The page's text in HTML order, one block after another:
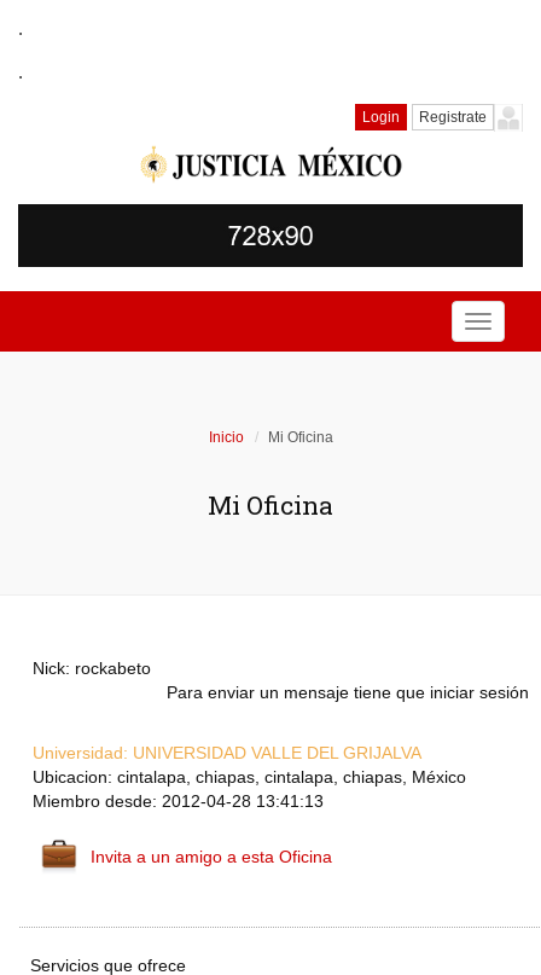
.
.
Login Registrate
Toggle
Inicio Mi Oficina
Mi Oficina
Nick: rockabeto
Para enviar un mensaje tiene que iniciar sesión
Universidad: UNIVERSIDAD VALLE DEL GRIJALVA
Ubicacion: cintalapa, chiapas, cintalapa, chiapas, México
Miembro desde: 2012-04-28 13:41:13
Invita a un amigo a esta Oficina
Servicios que ofrece